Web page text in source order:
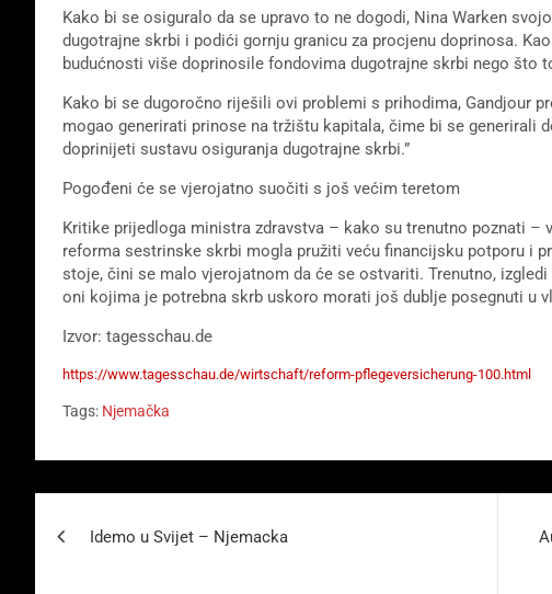
Kako bi se osiguralo da se upravo to ne dogodi, Nina Warken
dugotrajne skrbi i podići gornju granicu za procjenu doprinosa.
budućnosti više doprinosile fondovima dugotrajne skrbi nego što
Kako bi se dugoročno riješili ovi problemi s prihodima, Gandjour
mogao generirati prinose na tržištu kapitala, čime bi se generirali
doprinijeti sustavu osiguranja dugotrajne skrbi.”
Pogođeni će se vjerojatno suočiti s još većim teretom
Kritike prijedloga ministra zdravstva – kako su trenutno poznati –
reforma sestrinske skrbi mogla pružiti veću financijsku potporu i
stoje, čini se malo vjerojatnom da će se ostvariti. Trenutno,
oni kojima je potrebna skrb uskoro morati još dublje posegnuti u
Izvor: tagesschau.de
https://www.tagesschau.de/wirtschaft/reform-pflegeversicherung-100.html
Tags: Njemačka
Idemo u Svijet – Njemacka